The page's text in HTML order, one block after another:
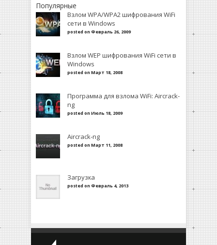
Популярные
Взлом WPA/WPA2 шифрования WiFi
сети в Windows
posted on Февраль 26, 2009
Взлом WEP шифрования WiFi сети в
Windows
posted on Март 18, 2008
Программа для взлома WiFi: Aircrack-
ng
posted on Июль 18, 2009
Aircrack-ng
posted on Март 11, 2008
Загрузка
posted on Февраль 4, 2013